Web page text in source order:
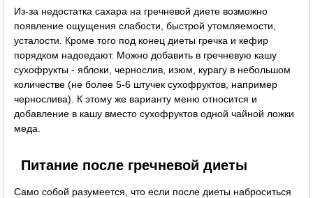
Из-за недостатка сахара на гречневой диете возможно
появление ощущения слабости, быстрой утомляемости,
усталости. Кроме того под конец диеты гречка и кефир
порядком надоедают. Можно добавить в гречневую кашу
сухофрукты - яблоки, чернослив, изюм, курагу в небольшом
количестве (не более 5-6 штучек сухофруктов, например
чернослива). К этому же варианту меню относится и
добавление в кашу вместо сухофруктов одной чайной ложки
меда.
Питание после гречневой диеты
Само собой разумеется, что если после диеты наброситься